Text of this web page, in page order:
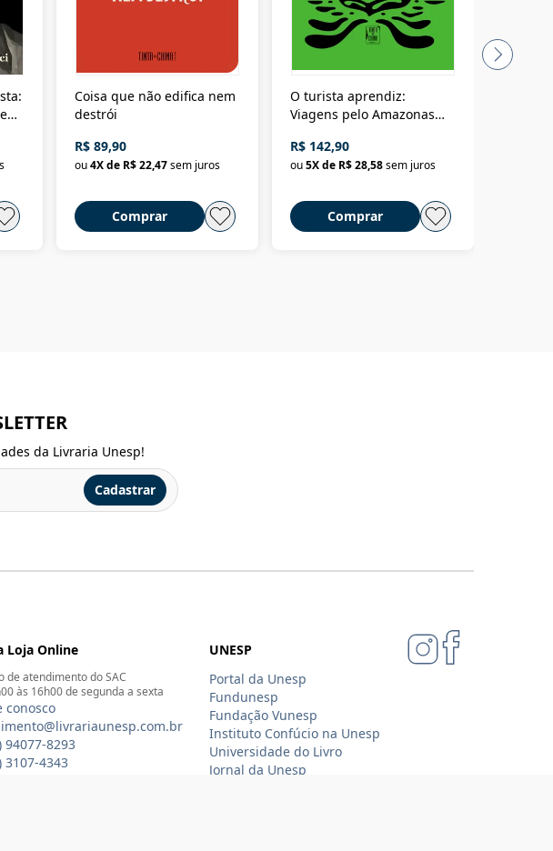
Coisa que não edifica nem
destrói
R$ 89,90
ou4X de R$ 22,47sem juros
Comprar
O turista aprendiz:
Viagens pelo Amazonas
até a Bolívia e por Marajó
até dizer chega
R$ 142,90
ou5X de R$ 28,58sem juros
Comprar
da Livraria Unesp!
Cadastrar
Loja Online
de atendimento do SAC
às 16h00 de segunda a sexta
conosco
94077-8293
3107-4343
UNESP
Portal da Unesp
Fundunesp
Fundação Vunesp
Instituto Confúcio na Unesp
Universidade do Livro
Jornal da Unesp